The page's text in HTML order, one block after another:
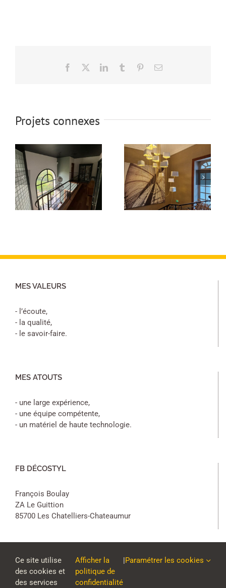
Facebook LinkedInTumblr PinterestEmail
Projets connexes
Papier peint et
peinture
escalier
Toile tendue
mur et plafond
MES VALEURS
- l’écoute,
- la qualité,
- le savoir-faire.
MES ATOUTS
- une large expérience,
- une équipe compétente,
- un matériel de haute technologie.
FB DÉCOSTYL
François Boulay
ZA Le Guittion
85700 Les Chatelliers-Chateaumur
Ce site utilise
des cookies et
des services
Afficher la
politique de
confidentialité
|Paramétrer les cookies